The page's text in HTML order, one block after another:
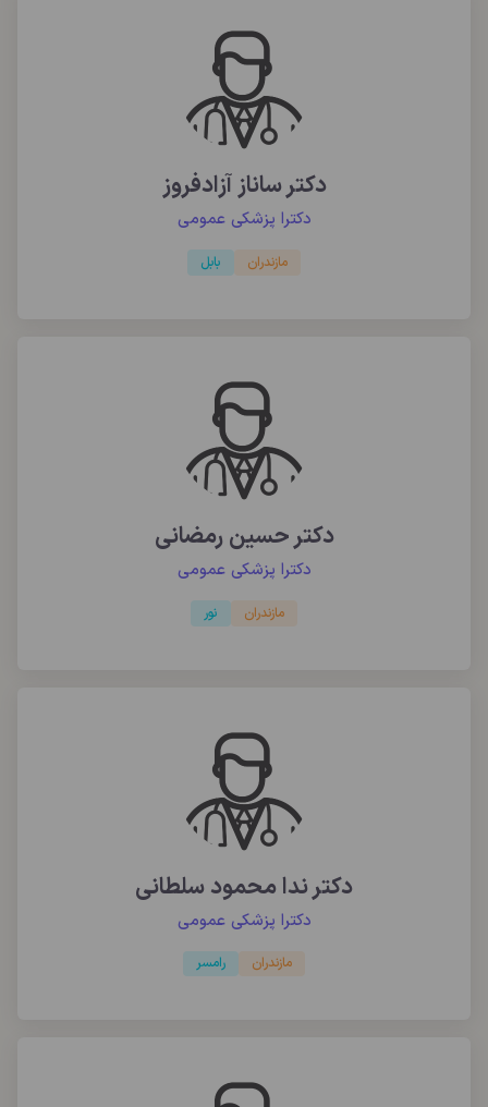
دکتر ساناز آزادفروز
دکترا پزشکی عمومی
مازندران بابل
دکتر حسین رمضانی
دکترا پزشکی عمومی
مازندران نور
دکتر ندا محمود سلطانی
دکترا پزشکی عمومی
مازندران رامسر